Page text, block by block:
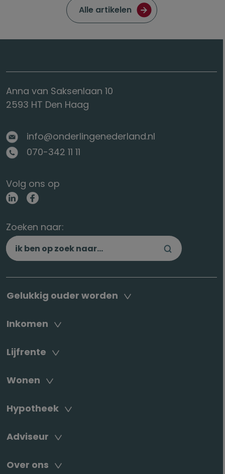
Ga naar de pagina met
Alle artikelen
Anna van Saksenlaan 10
2593 HT Den Haag
info@onderlingenederland.nl
070-342 11 11
Volg ons op
Zoeken naar:
Gelukkig ouder worden
Inkomen
Lijfrente
Wonen
Hypotheek
Adviseur
Over ons